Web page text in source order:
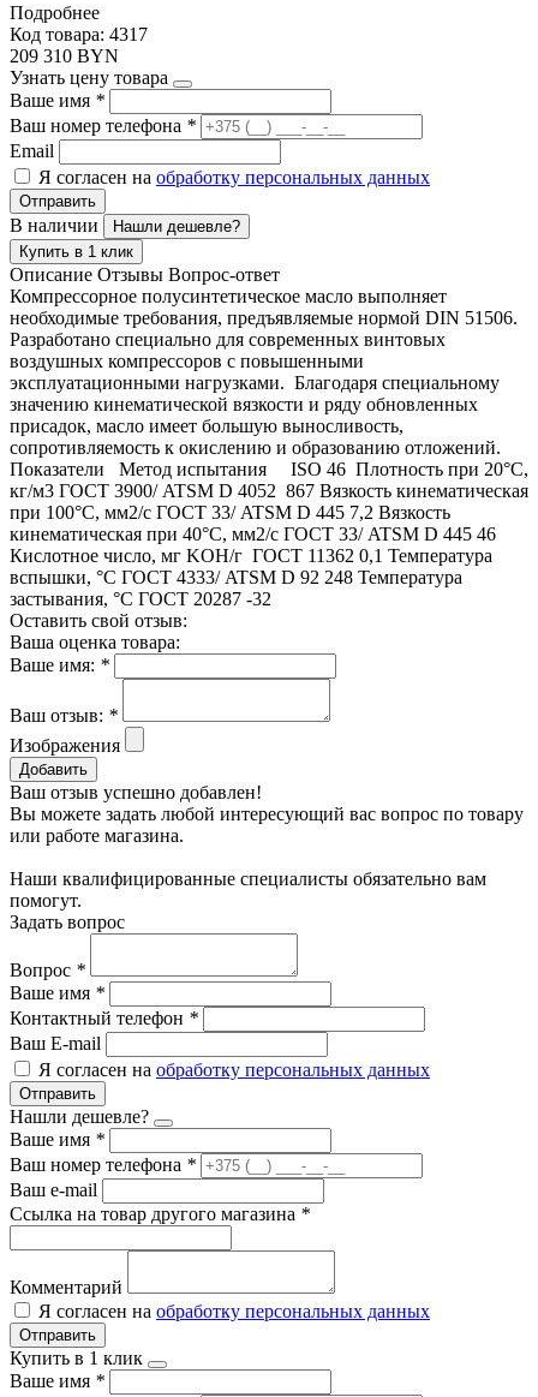
Подробнее
Код товара: 4317
209 310 BYN
Узнать цену товара
Ваше имя *
Ваш номер телефона *
Email
Я согласен на обработку персональных данных
Отправить
В наличии
Нашли дешевле?
Купить в 1 клик
Описание Отзывы Вопрос-ответ
Компрессорное полусинтетическое масло выполняет
необходимые требования, предъявляемые нормой DIN 51506.
Разработано специально для современных винтовых
воздушных компрессоров с повышенными
эксплуатационными нагрузками. Благодаря специальному
значению кинематической вязкости и ряду обновленных
присадок, масло имеет большую выносливость,
сопротивляемость к окислению и образованию отложений.
Показатели Метод испытания ISO 46 Плотность при 20°C,
кг/м3 ГОСТ 3900/ ATSM D 4052 867 Вязкость кинематическая
при 100°C, мм2/с ГОСТ 33/ ATSM D 445 7,2 Вязкость
кинематическая при 40°C, мм2/с ГОСТ 33/ ATSM D 445 46
Кислотное число, мг KOH/г ГОСТ 11362 0,1 Температура
вспышки, °C ГОСТ 4333/ ATSM D 92 248 Температура
застывания, °C ГОСТ 20287 -32
Оставить свой отзыв:
Ваша оценка товара:
Ваше имя: *
Ваш отзыв: *
Изображения
Добавить
Ваш отзыв успешно добавлен!
Вы можете задать любой интересующий вас вопрос по товару
или работе магазина.
Наши квалифицированные специалисты обязательно вам
помогут.
Задать вопрос
Вопрос *
Ваше имя *
Контактный телефон *
Ваш E-mail
Я согласен на обработку персональных данных
Отправить
Нашли дешевле?
Ваше имя *
Ваш номер телефона *
Ваш e-mail
Ссылка на товар другого магазина *
Комментарий
Я согласен на обработку персональных данных
Отправить
Купить в 1 клик
Ваше имя *